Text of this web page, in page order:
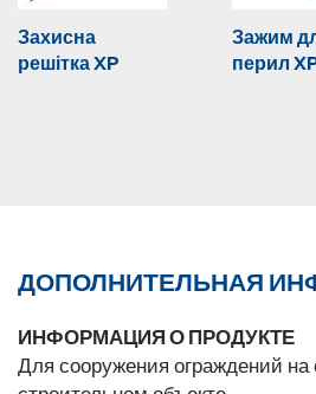
Захисна
решітка XP
Зажим
перил
ДОПОЛНИТЕЛЬНАЯ
ИНФОРМАЦИЯ О ПРОДУКТЕ
Для сооружения ограждений на